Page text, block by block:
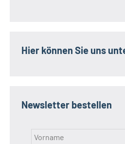
Hier können Sie uns
Newsletter bestellen